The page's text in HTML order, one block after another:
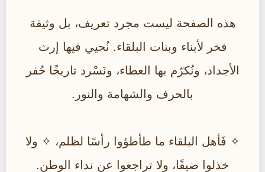
هذه الصفحة ليست مجرد تعريف، بل وثيقة
فخر لأبناء وبنات البلقاء. نُحيي فيها إرث
الأجداد، ونُكرّم بها العطاء، ونَسْرد تاريخًا حُفر
بالحرف والشهامة والنور.
✧ فَأهل البلقاء ما طأطؤوا رأسًا لظلم، ✧ ولا
خذلوا ضيفًا، ولا تراجعوا عن نداء الوطن.